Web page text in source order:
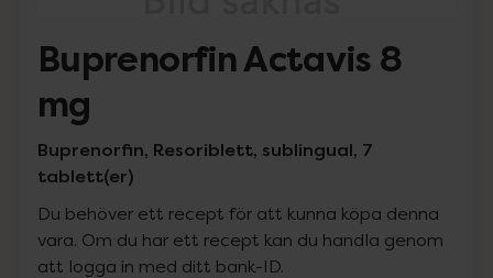
Buprenorfin Actavis 8
mg
Buprenorfin, Resoriblett, sublingual, 7
tablett(er)
Du behöver ett recept för att kunna köpa denna
vara. Om du har ett recept kan du handla genom
att logga in med ditt bank-ID.